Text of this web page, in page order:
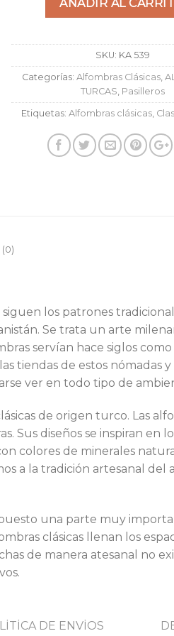
AÑADIR AL
SKU: KA 539
Categorías: Alfombras Clásicas,
TURCAS Pasilleros
Etiquetas: Alfombras clásicas,
(0)
los patrones
Se trata un arte
servían hace siglos
tiendas de estos nómadas
ver en todo tipo de
de origen turco. Las
Sus diseños se inspiran en
colores de minerales
a la tradición artesanal del
una parte muy
clásicas llenan los
de manera atesanal no
DE ENVİOS